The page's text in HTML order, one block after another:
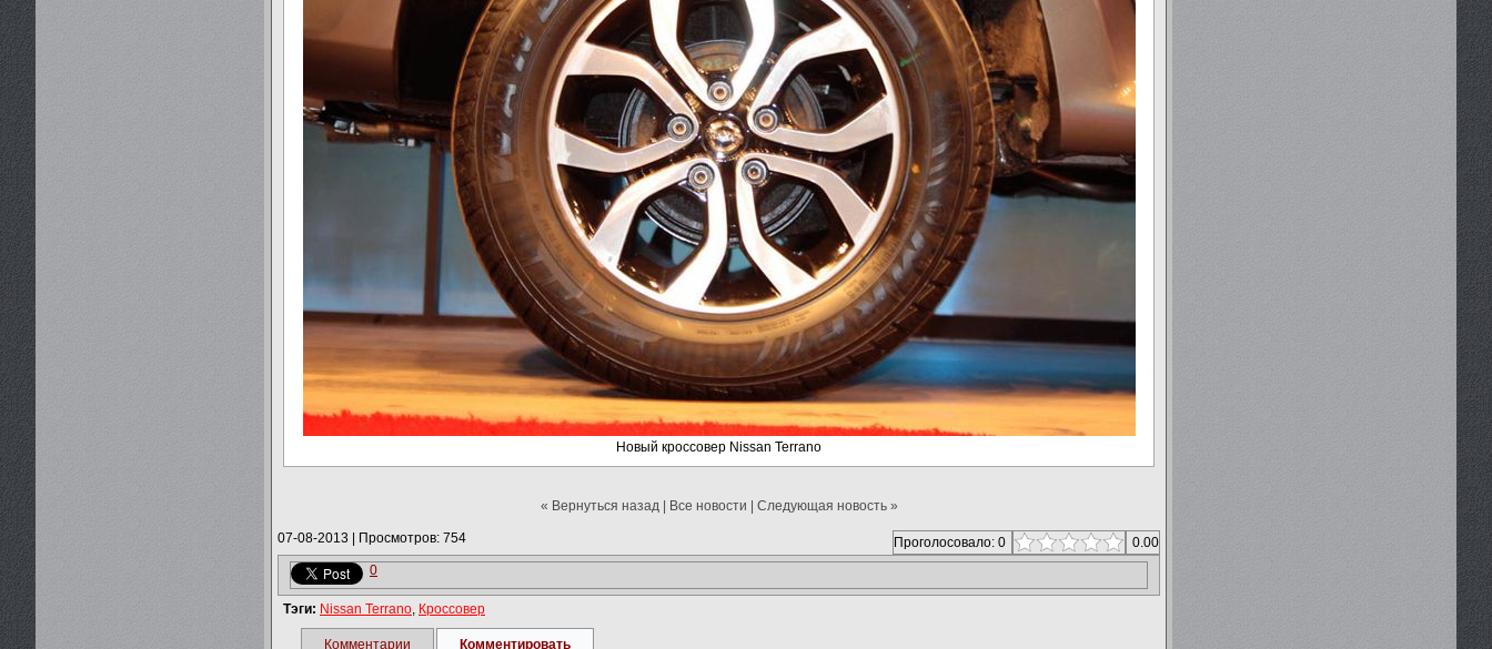
Новый кроссовер Nissan Terrano
« Вернуться назад| Все новости Следующая новость »
07-08-2013 Просмотров: 754 Проголосовало: 0
0.00
0
Тэги: Nissan Terrano, Кроссовер
Комментарии Комментировать